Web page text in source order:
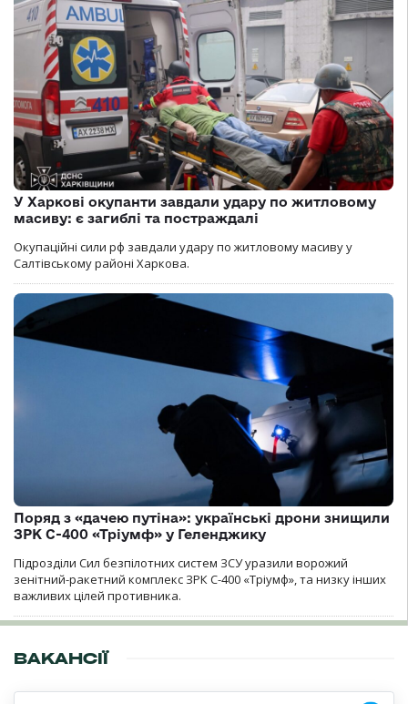
У Харкові окупанти завдали удару по житловому
масиву: є загиблі та постраждалі
Окупаційні сили рф завдали удару по житловому масиву у
Салтівському районі Харкова.
Поряд з «дачею путіна»: українські дрони знищили
ЗРК С-400 «Тріумф» у Геленджику
Підрозділи Сил безпілотних систем ЗСУ уразили ворожий
зенітний-ракетний комплекс ЗРК С-400 «Тріумф», та низку інших
важливих цілей противника.
ВАКАНСІЇ